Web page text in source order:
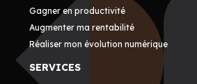
Gagner en productivité
Augmenter ma rentabilité
Réaliser mon évolution numérique
SERVICES